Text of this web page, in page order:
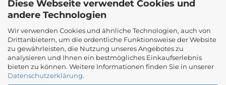
Diese Webseite verwendet Cookies und
andere Technologien
Wir verwenden Cookies und ähnliche Technologien, auch von
Drittanbietern, um die ordentliche Funktionsweise der Website
zu gewährleisten, die Nutzung unseres Angebotes zu
analysieren und Ihnen ein bestmögliches Einkaufserlebnis
bieten zu können. Weitere Informationen finden Sie in unserer
Datenschutzerklärung.
Aufkleber / Beschriftungen
Digitaldruck
Werberartikel
Banner / Spanntransparente
und vieles mehr...
Impressum